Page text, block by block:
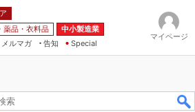
薬品・衣料品
中小製造業
メルマガ
告知 Special
マイページ